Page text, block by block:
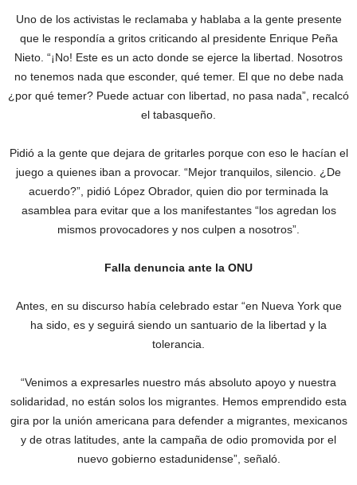
Uno de los activistas le reclamaba y hablaba a la gente presente
que le respondía a gritos criticando al presidente Enrique Peña
Nieto. “¡No! Este es un acto donde se ejerce la libertad. Nosotros
no tenemos nada que esconder, qué temer. El que no debe nada
¿por qué temer? Puede actuar con libertad, no pasa nada”, recalcó
el tabasqueño.
Pidió a la gente que dejara de gritarles porque con eso le hacían el
juego a quienes iban a provocar. “Mejor tranquilos, silencio. ¿De
acuerdo?”, pidió López Obrador, quien dio por terminada la
asamblea para evitar que a los manifestantes “los agredan los
mismos provocadores y nos culpen a nosotros”.
Falla denuncia ante la ONU
Antes, en su discurso había celebrado estar “en Nueva York que
ha sido, es y seguirá siendo un santuario de la libertad y la
tolerancia.
“Venimos a expresarles nuestro más absoluto apoyo y nuestra
solidaridad, no están solos los migrantes. Hemos emprendido esta
gira por la unión americana para defender a migrantes, mexicanos
y de otras latitudes, ante la campaña de odio promovida por el
nuevo gobierno estadunidense”, señaló.